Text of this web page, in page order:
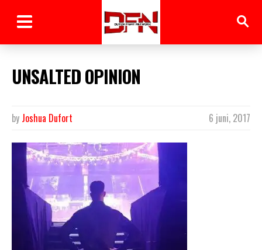
UNSALTED OPINION
6 juni, 2017
by Joshua Dufort